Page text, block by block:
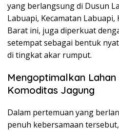
yang berlangsung di Dusun
Labuapi, Kecamatan
Barat ini, juga diperkuat
setempat sebagai bentuk
di tingkat akar rumput.
Mengoptimalkan
Komoditas Jagung
Dalam pertemuan yang
penuh kebersamaan